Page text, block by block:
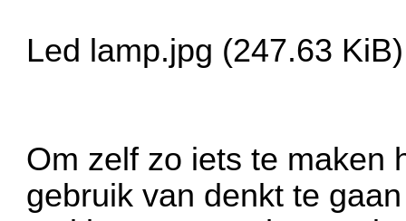
Led lamp.jpg (247.63
Om zelf zo iets te maken
gebruik van denkt te